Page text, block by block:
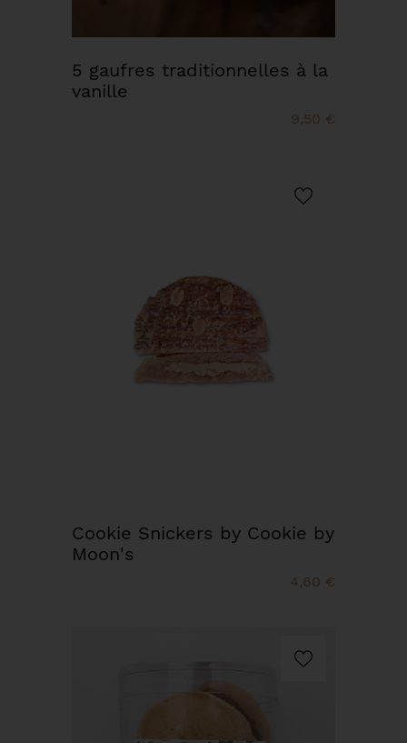
5 gaufres traditionnelles à la
vanille
9,50 €
Cookie Snickers by Cookie by
Moon's
4,60 €